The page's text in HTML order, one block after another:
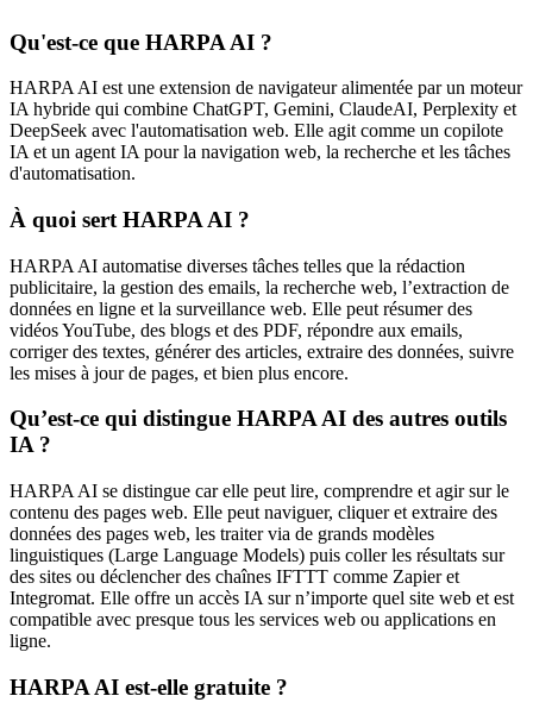
Qu'est-ce que HARPA AI ?
HARPA AI est une extension de navigateur alimentée par un moteur
IA hybride qui combine ChatGPT, Gemini, ClaudeAI, Perplexity et
DeepSeek avec l'automatisation web. Elle agit comme un copilote
IA et un agent IA pour la navigation web, la recherche et les tâches
d'automatisation.
À quoi sert HARPA AI ?
HARPA AI automatise diverses tâches telles que la rédaction
publicitaire, la gestion des emails, la recherche web, l’extraction de
données en ligne et la surveillance web. Elle peut résumer des
vidéos YouTube, des blogs et des PDF, répondre aux emails,
corriger des textes, générer des articles, extraire des données, suivre
les mises à jour de pages, et bien plus encore.
Qu’est-ce qui distingue HARPA AI des autres outils
IA ?
HARPA AI se distingue car elle peut lire, comprendre et agir sur le
contenu des pages web. Elle peut naviguer, cliquer et extraire des
données des pages web, les traiter via de grands modèles
linguistiques (Large Language Models) puis coller les résultats sur
des sites ou déclencher des chaînes IFTTT comme Zapier et
Integromat. Elle offre un accès IA sur n’importe quel site web et est
compatible avec presque tous les services web ou applications en
ligne.
HARPA AI est-elle gratuite ?